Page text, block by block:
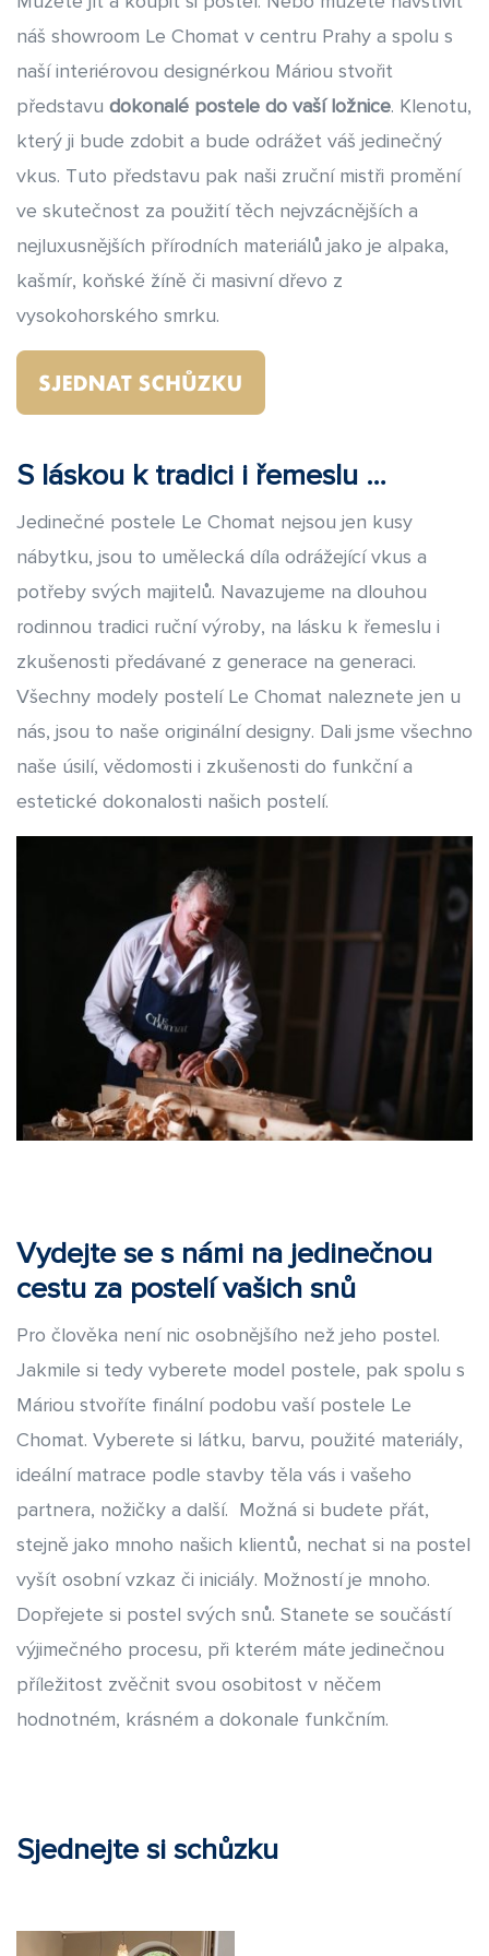
náš showroom Le Chomat v centru Prahy a spolu s
naší interiérovou designérkou Máriou stvořit
představu dokonalé postele do vaší ložnice. Klenotu,
který ji bude zdobit a bude odrážet váš jedinečný
vkus. Tuto představu pak naši zruční mistři promění
ve skutečnost za použití těch nejvzácnějších a
nejluxusnějších přírodních materiálů jako je alpaka,
kašmír, koňské žíně či masivní dřevo z
vysokohorského smrku.
S láskou k tradici i řemeslu …
Jedinečné postele Le Chomat nejsou jen kusy
nábytku, jsou to umělecká díla odrážející vkus a
potřeby svých majitelů. Navazujeme na dlouhou
rodinnou tradici ruční výroby, na lásku k řemeslu i
zkušenosti předávané z generace na generaci.
Všechny modely postelí Le Chomat naleznete jen u
nás, jsou to naše originální designy. Dali jsme všechno
naše úsilí, vědomosti i zkušenosti do funkční a
estetické dokonalosti našich postelí.
Vydejte se s námi na jedinečnou
cestu za postelí vašich snů
Pro člověka není nic osobnějšího než jeho postel.
Jakmile si tedy vyberete model postele, pak spolu s
Máriou stvoříte finální podobu vaší postele Le
Chomat. Vyberete si látku, barvu, použité materiály,
ideální matrace podle stavby těla vás i vašeho
partnera, nožičky a další. Možná si budete přát,
stejně jako mnoho našich klientů, nechat si na postel
vyšít osobní vzkaz či iniciály. Možností je mnoho.
Dopřejete si postel svých snů. Stanete se součástí
výjimečného procesu, při kterém máte jedinečnou
příležitost zvěčnit svou osobitost v něčem
hodnotném, krásném a dokonale funkčním.
Sjednejte si schůzku
při výběru použitých materiálů a při truhlářských i čalounických
pracích je pro Vás zárukou té nejvyšší kvality. Podle našeho
názoru však dokonalost v zručném provedení ještě více vynikne,
Našedesignové postele vyrábíme pro Vás s láskou a s touhou
obohatit i Vás o pocit spokojenosti a pohodlí. Věříme, že se
stanou Vaší soukromou investicí do toho největšího luxusu –
kvalitního a zdravého spánku.